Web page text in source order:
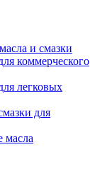
и смазки
коммерческого
легковых
для
масла